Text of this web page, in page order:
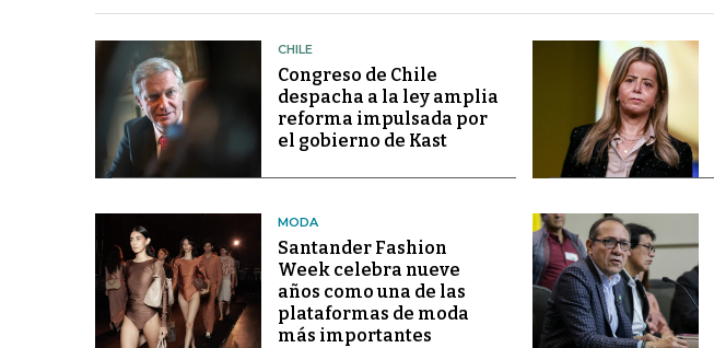
CHILE
Congreso de Chile
despacha a la ley amplia
reforma impulsada por
el gobierno de Kast
MODA
Santander Fashion
Week celebra nueve
años como una de las
plataformas de moda
más importantes